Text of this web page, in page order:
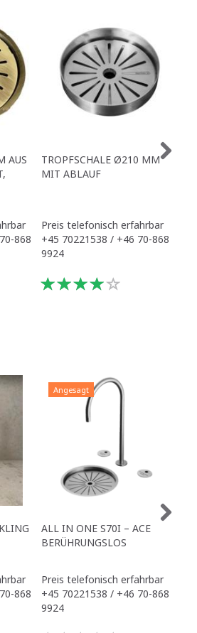
AUS
868
TROPFSCHALE Ø210 MM
MIT ABLAUF
Preis telefonisch erfahrbar
+45 70221538 / +46 70-868
9924
868
Angesagt
ALL IN ONE S70I – ACE
BERÜHRUNGSLOS
Preis telefonisch erfahrbar
+45 70221538 / +46 70-868
9924